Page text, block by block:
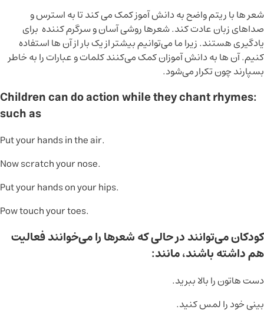
شعر ها با ریتم واضح به دانش آموز کمک می کند تا به استرس و
صداهای زبان عادت کند. شعرها روشی آسان و سرگرم کننده برای
یادگیری هستند. زیرا ما می‌توانیم بیشتر از یک بار از آن ها استفاده
کنیم. آن ها به دانش آموزان کمک می‌کنند کلمات و عبارات را به خاطر
بسپارند چون تکرار می‌شود.
:Children can do action while they chant rhymes
such as
Put your hands in the air.
Now scratch your nose.
Put your hands on your hips.
Pow touch your toes.
کودکان می‌توانند در حالی که شعرها را می‌خوانند فعالیت
هم داشته باشند، مانند:
دست هاتون را بالا ببرید.
بینی خود را لمس کنید.